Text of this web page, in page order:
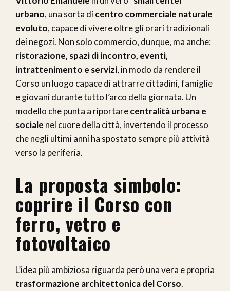
urbano, una sorta dicentro commerciale naturale
evoluto, capace di vivere oltre gli orari tradizionali
dei negozi. Non solo commercio, dunque, ma anche:
ristorazione, spazi di incontro, eventi,
intrattenimento e servizi, in modo da rendere il
Corso un luogo capace di attrarre cittadini, famiglie
e giovani durante tutto l’arco della giornata. Un
modello che punta a riportarecentralità urbana e
sociale nel cuore della città, invertendo il processo
che negli ultimi anni ha spostato sempre più attività
verso la periferia.
La proposta simbolo:
coprire il Corso con
ferro, vetro e
fotovoltaico
L’idea più ambiziosa riguarda però una vera e propria
trasformazione architettonica del Corso.